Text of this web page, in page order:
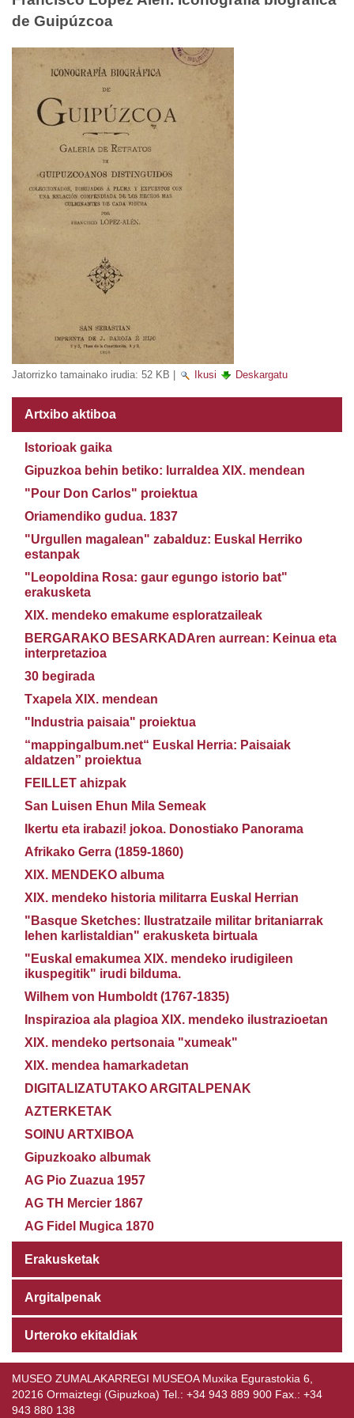
de Guipúzcoa
Jatorrizko tamainako irudia: 52 KB | Ikusi Deskargatu
Artxibo aktiboa
Istorioak gaika
Gipuzkoa behin betiko: lurraldea XIX. mendean
"Pour Don Carlos" proiektua
Oriamendiko gudua. 1837
"Urgullen magalean" zabalduz: Euskal Herriko
estanpak
"Leopoldina Rosa: gaur egungo istorio bat"
erakusketa
XIX. mendeko emakume esploratzaileak
BERGARAKO BESARKADAren aurrean: Keinua eta
interpretazioa
30 begirada
Txapela XIX. mendean
"Industria paisaia" proiektua
“mappingalbum.net“ Euskal Herria: Paisaiak
aldatzen” proiektua
FEILLET ahizpak
San Luisen Ehun Mila Semeak
Ikertu eta irabazi! jokoa. Donostiako Panorama
Afrikako Gerra (1859-1860)
XIX. MENDEKO albuma
XIX. mendeko historia militarra Euskal Herrian
"Basque Sketches: Ilustratzaile militar britaniarrak
lehen karlistaldian" erakusketa birtuala
"Euskal emakumea XIX. mendeko irudigileen
ikuspegitik" irudi bilduma.
Wilhem von Humboldt (1767-1835)
Inspirazioa ala plagioa XIX. mendeko ilustrazioetan
XIX. mendeko pertsonaia "xumeak"
XIX. mendea hamarkadetan
DIGITALIZATUTAKO ARGITALPENAK
AZTERKETAK
SOINU ARTXIBOA
Gipuzkoako albumak
AG Pio Zuazua 1957
AG TH Mercier 1867
AG Fidel Mugica 1870
Erakusketak
Argitalpenak
Urteroko ekitaldiak
MUSEO ZUMALAKARREGI MUSEOA Muxika Egurastokia 6,
20216 Ormaiztegi (Gipuzkoa) Tel.: +34 943 889 900 Fax.: +34
943 880 138